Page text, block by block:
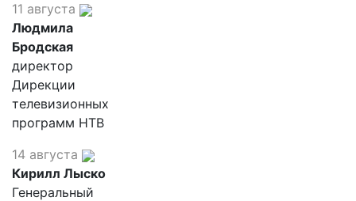
11 августа
Людмила
Бродская
директор
Дирекции
телевизионных
программ НТВ
14 августа
Кирилл Лыско
Генеральный